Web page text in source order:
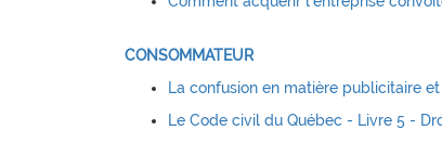
CONSOMMATEUR
La confusion en matière publicitaire
Le Code civil du Québec - Livre 5 -